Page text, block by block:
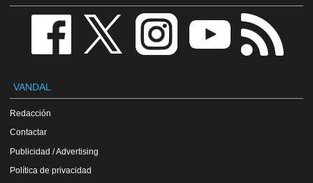
VANDAL
Redacción
Contactar
Publicidad / Advertising
Política de privacidad